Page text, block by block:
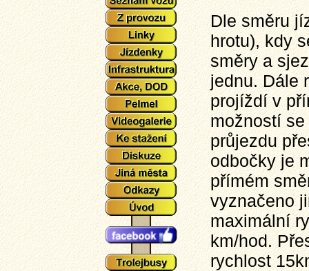
Dle směru
hrotu), kdy
směry a
jednu. Dále
projíždí v
možností
průjezdu
odbočky je
přímém
vyznačeno
maximální
km/hod.
rychlost